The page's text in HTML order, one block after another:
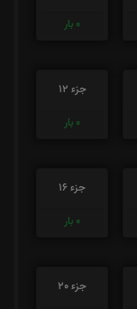
0 بار
جزء 12
0 بار
جزء 16
0 بار
جزء 20